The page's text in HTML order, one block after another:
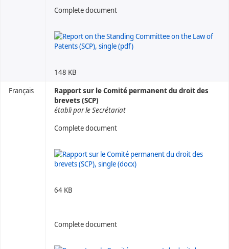
Complete document
148 KB
Français
Rapport sur le Comité permanent du droit des
brevets (SCP)
établi par le Secrétariat
Complete document
64 KB
Complete document